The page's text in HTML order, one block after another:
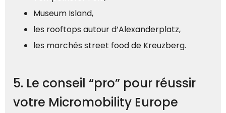
Museum Island,
les rooftops autour d’Alexanderplatz,
les marchés street food de Kreuzberg.
5. Le conseil “pro” pour réussir
votre Micromobility Europe